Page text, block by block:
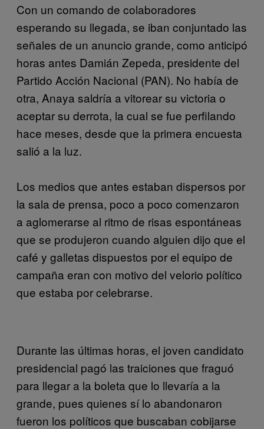
Con un comando de colaboradores
esperando su llegada, se iban conjuntado las
señales de un anuncio grande, como anticipó
horas antes Damián Zepeda, presidente del
Partido Acción Nacional (PAN). No había de
otra, Anaya saldría a vitorear su victoria o
aceptar su derrota, la cual se fue perfilando
hace meses, desde que la primera encuesta
salió a la luz.
Los medios que antes estaban dispersos por
la sala de prensa, poco a poco comenzaron
a aglomerarse al ritmo de risas espontáneas
que se produjeron cuando alguien dijo que el
café y galletas dispuestos por el equipo de
campaña eran con motivo del velorio político
que estaba por celebrarse.
Durante las últimas horas, el joven candidato
presidencial pagó las traiciones que fraguó
para llegar a la boleta que lo llevaría a la
grande, pues quienes sí lo abandonaron
fueron los políticos que buscaban cobijarse